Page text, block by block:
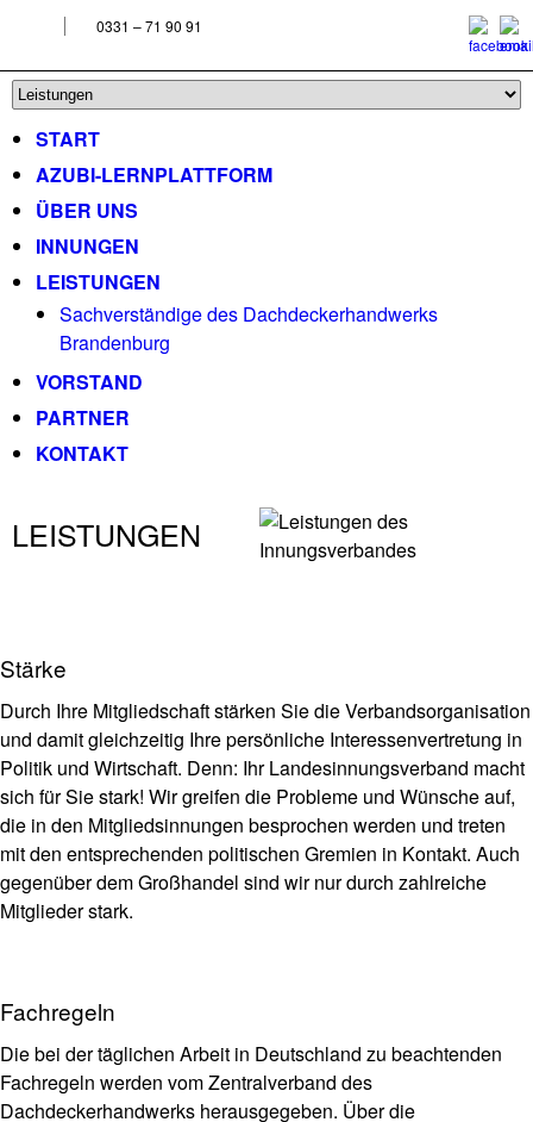
0331 – 71 90 91
START
AZUBI-LERNPLATTFORM
ÜBER UNS
INNUNGEN
LEISTUNGEN
Sachverständige des Dachdeckerhandwerks
Brandenburg
VORSTAND
PARTNER
KONTAKT
LEISTUNGEN
Stärke
Durch Ihre Mitgliedschaft stärken Sie die Verbandsorganisation
und damit gleichzeitig Ihre persönliche Interessenvertretung in
Politik und Wirtschaft. Denn: Ihr Landesinnungsverband macht
sich für Sie stark! Wir greifen die Probleme und Wünsche auf,
die in den Mitgliedsinnungen besprochen werden und treten
mit den entsprechenden politischen Gremien in Kontakt. Auch
gegenüber dem Großhandel sind wir nur durch zahlreiche
Mitglieder stark.
Fachregeln
Die bei der täglichen Arbeit in Deutschland zu beachtenden
Fachregeln werden vom Zentralverband des
Dachdeckerhandwerks herausgegeben. Über die